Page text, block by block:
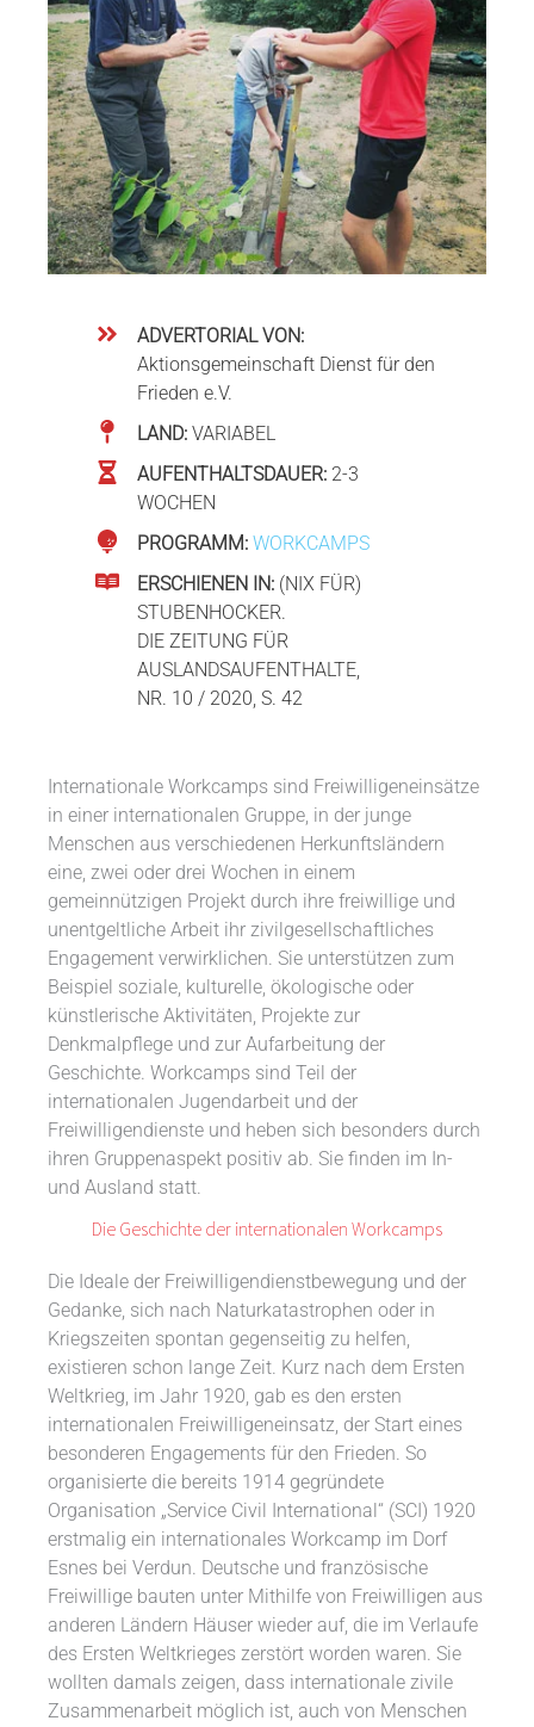
ADVERTORIAL VON:
Aktionsgemeinschaft Dienst für den
Frieden e.V.
LAND: VARIABEL
AUFENTHALTSDAUER: 2-3
WOCHEN
PROGRAMM: WORKCAMPS
ERSCHIENEN IN: (NIX FÜR)
STUBENHOCKER.
DIE ZEITUNG FÜR
AUSLANDSAUFENTHALTE,
NR. 10 / 2020, S. 42
Internationale Workcamps sind Freiwilligeneinsätze
in einer internationalen Gruppe, in der junge
Menschen aus verschiedenen Herkunftsländern
eine, zwei oder drei Wochen in einem
gemeinnützigen Projekt durch ihre freiwillige und
unentgeltliche Arbeit ihr zivilgesellschaftliches
Engagement verwirklichen. Sie unterstützen zum
Beispiel soziale, kulturelle, ökologische oder
künstlerische Aktivitäten, Projekte zur
Denkmalpflege und zur Aufarbeitung der
Geschichte. Workcamps sind Teil der
internationalen Jugendarbeit und der
Freiwilligendienste und heben sich besonders durch
ihren Gruppenaspekt positiv ab. Sie finden im In-
und Ausland statt.
Die Geschichte der internationalen Workcamps
Die Ideale der Freiwilligendienstbewegung und der
Gedanke, sich nach Naturkatastrophen oder in
Kriegszeiten spontan gegenseitig zu helfen,
existieren schon lange Zeit. Kurz nach dem Ersten
Weltkrieg, im Jahr 1920, gab es den ersten
internationalen Freiwilligeneinsatz, der Start eines
besonderen Engagements für den Frieden. So
organisierte die bereits 1914 gegründete
Organisation „Service Civil International“ (SCI) 1920
erstmalig ein internationales Workcamp im Dorf
Esnes bei Verdun. Deutsche und französische
Freiwillige bauten unter Mithilfe von Freiwilligen aus
anderen Ländern Häuser wieder auf, die im Verlaufe
des Ersten Weltkrieges zerstört worden waren. Sie
wollten damals zeigen, dass internationale zivile
Zusammenarbeit möglich ist, auch von Menschen